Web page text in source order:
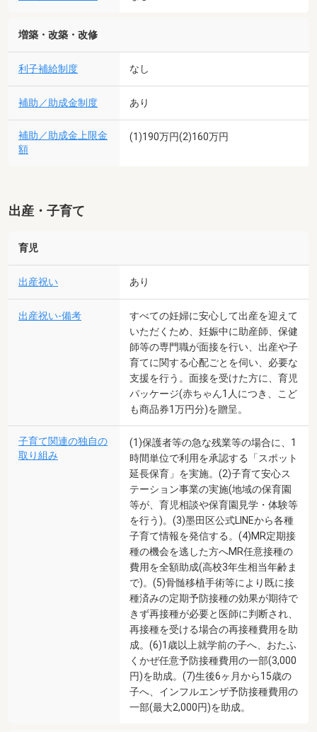
増築・改築・改修
利子補給制度 なし
補助／助成金制度 あり
補助／助成金上限金
額
(1)190万円(2)160万円
出産・子育て
育児
出産祝い あり
出産祝い-備考
すべての妊婦に安心して出産を迎えて
いただくため、妊娠中に助産師、保健
師等の専門職が面接を行い、出産や子
育てに関する心配ごとを伺い、必要な
支援を行う。面接を受けた方に、育児
パッケージ(赤ちゃん1人につき、こど
も商品券1万円分)を贈呈。
子育て関連の独自の
取り組み
(1)保護者等の急な残業等の場合に、1
時間単位で利用を承認する「スポット
延長保育」を実施。(2)子育て安心ス
テーション事業の実施(地域の保育園
等が、育児相談や保育園見学・体験等
を行う)。(3)墨田区公式LINEから各種
子育て情報を発信する。(4)MR定期接
種の機会を逃した方へMR任意接種の
費用を全額助成(高校3年生相当年齢ま
で)。(5)骨髄移植手術等により既に接
種済みの定期予防接種の効果が期待で
きず再接種が必要と医師に判断され、
再接種を受ける場合の再接種費用を助
成。(6)1歳以上就学前の子へ、おたふ
くかぜ任意予防接種費用の一部(3,000
円)を助成。(7)生後6ヶ月から15歳の
子へ、インフルエンザ予防接種費用の
一部(最大2,000円)を助成。